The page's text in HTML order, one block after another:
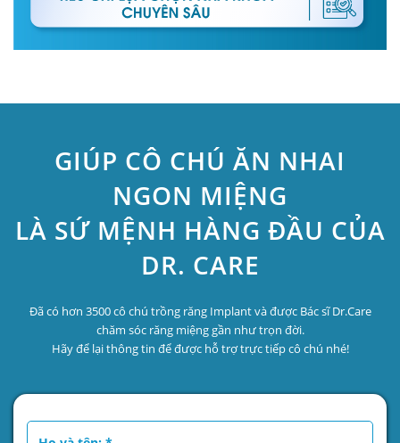
GIÚP CÔ CHÚ ĂN NHAI
NGON MIỆNG
LÀ SỨ MỆNH HÀNG ĐẦU CỦA
DR. CARE
Đã có hơn 3500 cô chú trồng răng Implant và được Bác sĩ Dr.Care
chăm sóc răng miệng gần như trọn đời.
Hãy để lại thông tin để được hỗ trợ trực tiếp cô chú nhé!